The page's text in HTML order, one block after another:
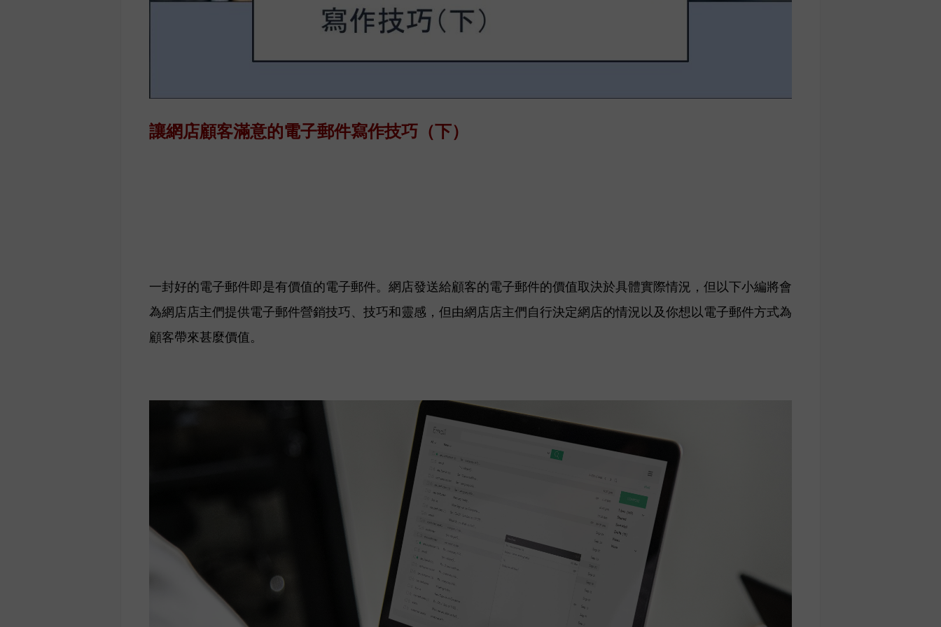
讓網店顧客滿意的電子郵件寫作技巧（下）
一封好的電子郵件即是有價值的電子郵件。網店發送給顧客的電子郵件的價值取決於具體實際情況，但以下小編將會
為網店店主們提供電子郵件營銷技巧、技巧和靈感，但由網店店主們自行決定網店的情況以及你想以電子郵件方式為
顧客帶來甚麼價值。